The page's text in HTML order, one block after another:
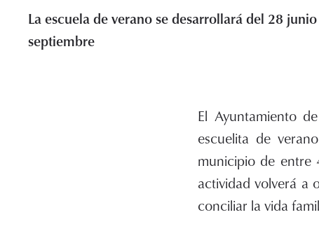
La escuela de verano se desarrollará del 28
septiembre
El Ayuntamiento
escuelita de
municipio de entre
actividad volverá a
conciliar la vida